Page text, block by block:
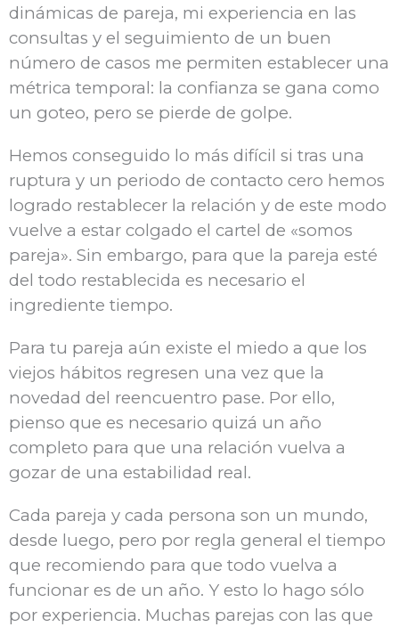
dinámicas de pareja, mi experiencia en las
consultas y el seguimiento de un buen
número de casos me permiten establecer una
métrica temporal: la confianza se gana como
un goteo, pero se pierde de golpe.
Hemos conseguido lo más difícil si tras una
ruptura y un periodo de contacto cero hemos
logrado restablecer la relación y de este modo
vuelve a estar colgado el cartel de «somos
pareja». Sin embargo, para que la pareja esté
del todo restablecida es necesario el
ingrediente tiempo.
Para tu pareja aún existe el miedo a que los
viejos hábitos regresen una vez que la
novedad del reencuentro pase. Por ello,
pienso que es necesario quizá un año
completo para que una relación vuelva a
gozar de una estabilidad real.
Cada pareja y cada persona son un mundo,
desde luego, pero por regla general el tiempo
que recomiendo para que todo vuelva a
funcionar es de un año. Y esto lo hago sólo
por experiencia. Muchas parejas con las que